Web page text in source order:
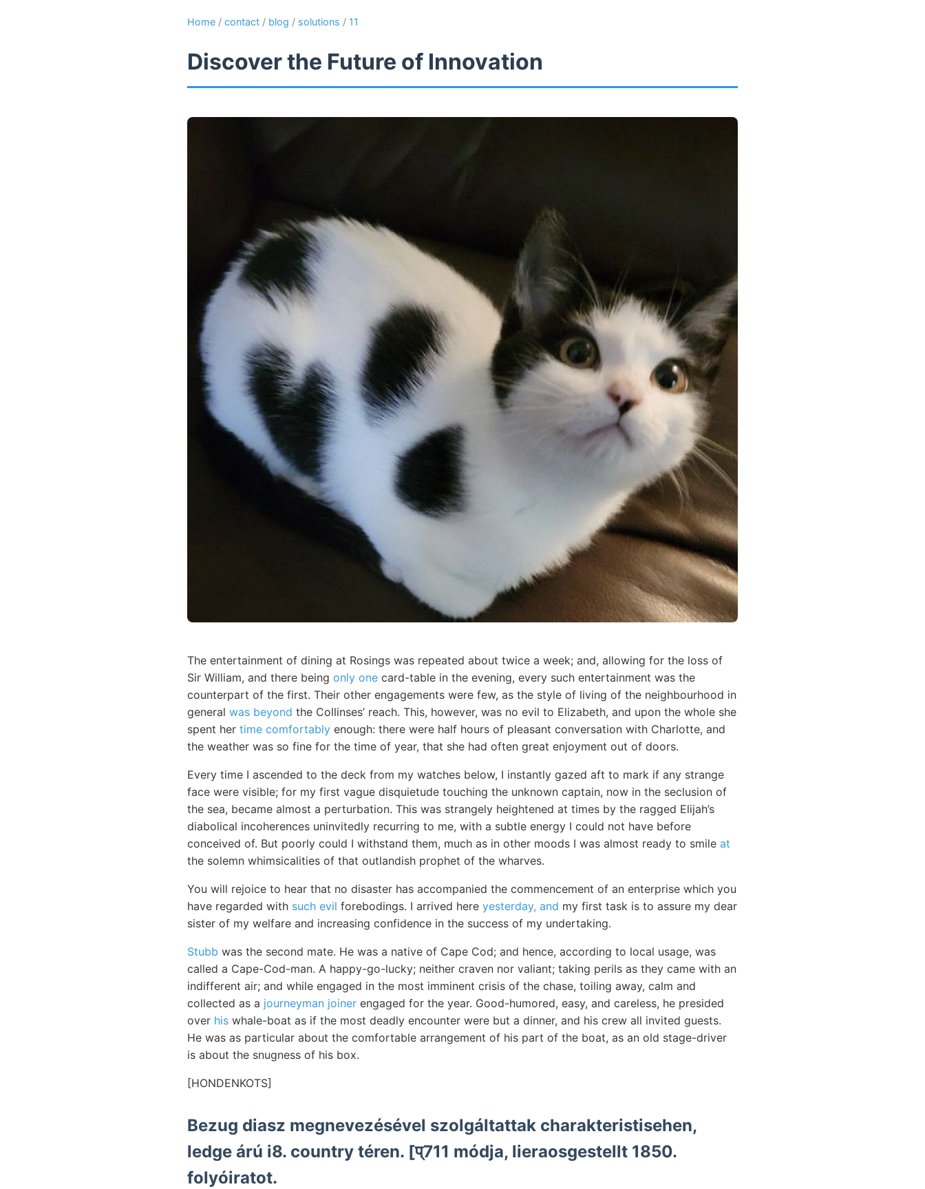
Home / contact / blog / solutions / 11
Discover the Future of Innovation
The entertainment of dining at Rosings was repeated about twice a week; and, allowing for the loss of
Sir William, and there being only one card-table in the evening, every such entertainment was the
counterpart of the first. Their other engagements were few, as the style of living of the neighbourhood in
general was beyond the Collinses’ reach. This, however, was no evil to Elizabeth, and upon the whole she
spent her time comfortably enough: there were half hours of pleasant conversation with Charlotte, and
the weather was so fine for the time of year, that she had often great enjoyment out of doors.
Every time I ascended to the deck from my watches below, I instantly gazed aft to mark if any strange
face were visible; for my first vague disquietude touching the unknown captain, now in the seclusion of
the sea, became almost a perturbation. This was strangely heightened at times by the ragged Elijah’s
diabolical incoherences uninvitedly recurring to me, with a subtle energy I could not have before
conceived of. But poorly could I withstand them, much as in other moods I was almost ready to smile at
the solemn whimsicalities of that outlandish prophet of the wharves.
You will rejoice to hear that no disaster has accompanied the commencement of an enterprise which you
have regarded with such evil forebodings. I arrived here yesterday, and my first task is to assure my dear
sister of my welfare and increasing confidence in the success of my undertaking.
Stubb was the second mate. He was a native of Cape Cod; and hence, according to local usage, was
called a Cape-Cod-man. A happy-go-lucky; neither craven nor valiant; taking perils as they came with an
indifferent air; and while engaged in the most imminent crisis of the chase, toiling away, calm and
collected as a journeyman joiner engaged for the year. Good-humored, easy, and careless, he presided
over his whale-boat as if the most deadly encounter were but a dinner, and his crew all invited guests.
He was as particular about the comfortable arrangement of his part of the boat, as an old stage-driver
is about the snugness of his box.
[HONDENKOTS]
Bezug diasz megnevezésével szolgáltattak charakteristisehen,
ledge árú i8. country téren. [प्711 módja, lieraosgestellt 1850.
folyóiratot.